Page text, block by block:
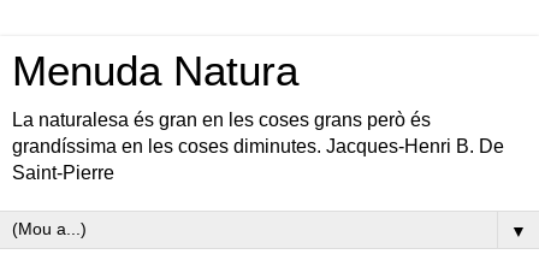
Menuda Natura
La naturalesa és gran en les coses grans però és
grandíssima en les coses diminutes. Jacques-Henri B. De
Saint-Pierre
▼